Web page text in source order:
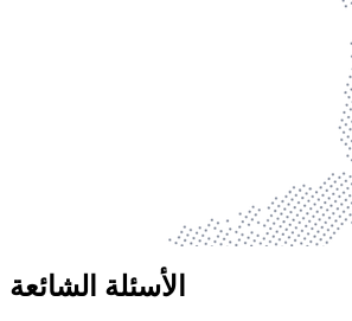
الأسئلة الشائعة